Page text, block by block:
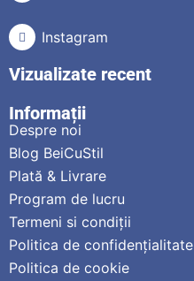
Instagram
Vizualizate recent
Informații
Despre noi
Blog BeiCuStil
Plată & Livrare
Program de lucru
Termeni si condiții
Politica de confidențialitate
Politica de cookie